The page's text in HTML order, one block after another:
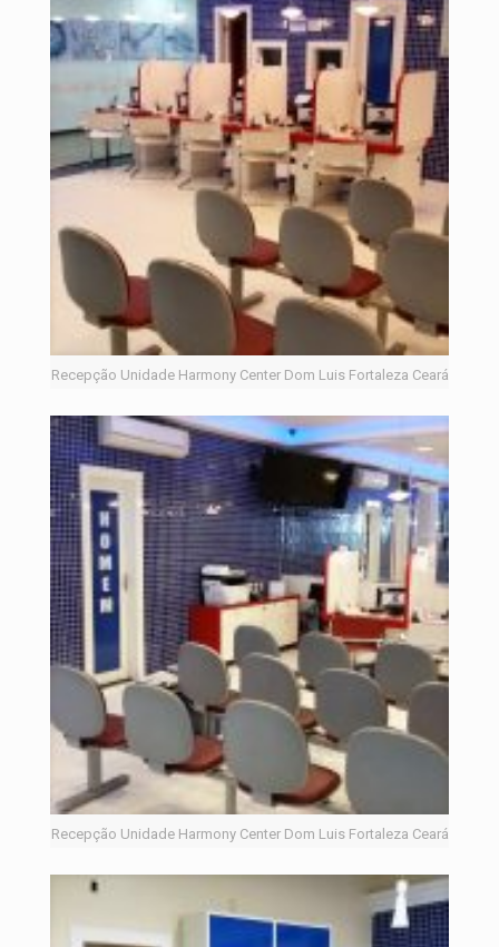
Recepção Unidade Harmony Center Dom Luis Fortaleza Ceará
Recepção Unidade Harmony Center Dom Luis Fortaleza Ceará